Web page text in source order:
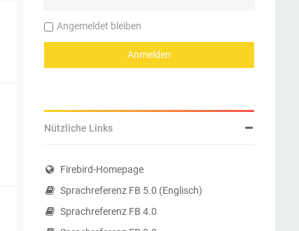
Angemeldet bleiben
Nützliche Links
Firebird-Homepage
Sprachreferenz FB 5.0 (Englisch)
Sprachreferenz FB 4.0